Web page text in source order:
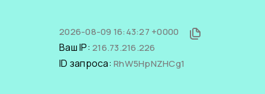
2026-08-09 16:43:27 +0000
Ваш IP: 216.73.216.226
ID запроса: RhW5HpNZHCg1